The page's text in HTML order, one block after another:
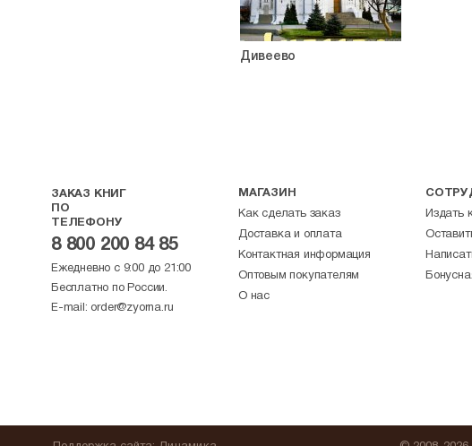
Дивеево
ЗАКАЗ КНИГ
ПО
ТЕЛЕФОНУ
8 800 200 84 85
Ежедневно с 9:00 до 21:00
Бесплатно по России.
E-mail: order@zyorna.ru
МАГАЗИН
Как сделать заказ
Доставка и оплата
Контактная информация
Оптовым покупателям
О нас
Издать